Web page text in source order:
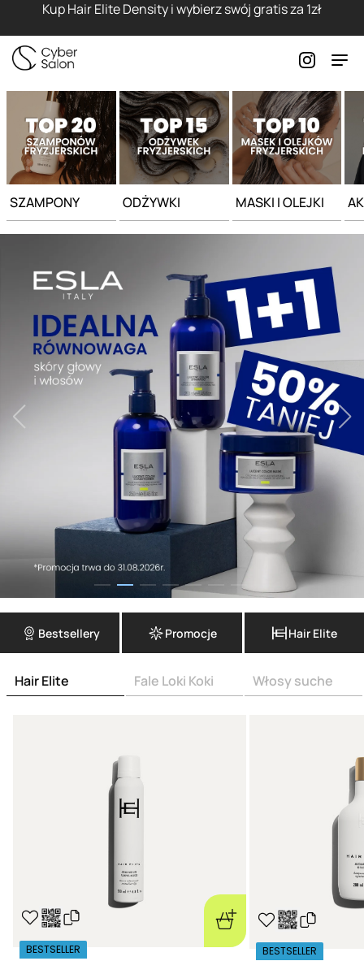
Kup Hair Elite Density i wybierz swój gratis za 1zł
SZAMPONY ODŻYWKI MASKI I OLEJKI
Bestsellery Promocje Hair Elite
Hair Elite Fale Loki Koki Włosy suche
BESTSELLER BESTSELLER
Strona główna - Cyber Salon